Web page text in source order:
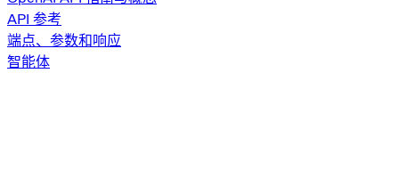
API 参考
端点、参数和响应
智能体